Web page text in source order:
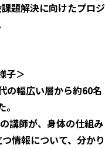
題解決に向けたプロジ
子＞
の幅広い層から約60名
講師が、身体の仕組み
情報について、分かり